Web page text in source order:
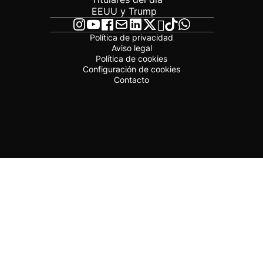
EEUU y Trump
Política de privacidad
Aviso legal
Política de cookies
Configuración de cookies
Contacto